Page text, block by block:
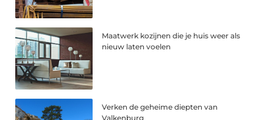
Maatwerk kozijnen die je huis weer als
nieuw laten voelen
Verken de geheime diepten van
Valkenburg